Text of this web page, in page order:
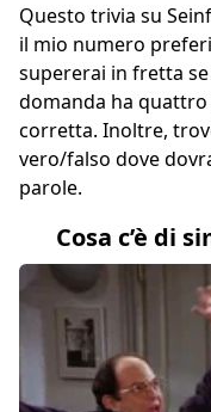
Questo trivia su
il mio numero
supererai in fretta
domanda ha
corretta. Inoltre,
vero/falso dove
parole.
Cosa c’è di